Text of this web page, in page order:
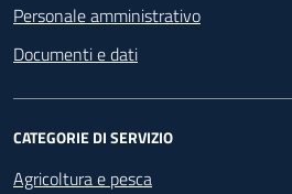
Personale amministrativo
Documenti e dati
CATEGORIE DI SERVIZIO
Agricoltura e pesca